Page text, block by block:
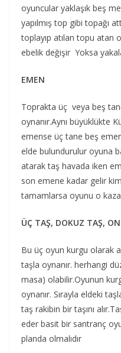
oyuncular yaklaşık beş
yapılmış top gibi topağı
toplayıp atılan topu atan
ebelik değişir Yoksa
EMEN
Toprakta üç veya beş
oynanır.Aynı büyüklükte
emense üç tane beş
elde bulundurulur oyuna
atarak taş havada iken
son emene kadar gelir
tamamlarsa oyunu o
ÜÇ TAŞ, DOKUZ TAŞ,
Bu üç oyun kurgu olarak
taşla oynanır. herhangi
masa) olabilir.Oyunun
oynanır. Sırayla eldeki
taş rakibin bir taşını
eder basit bir santranç
planda olmalıdır